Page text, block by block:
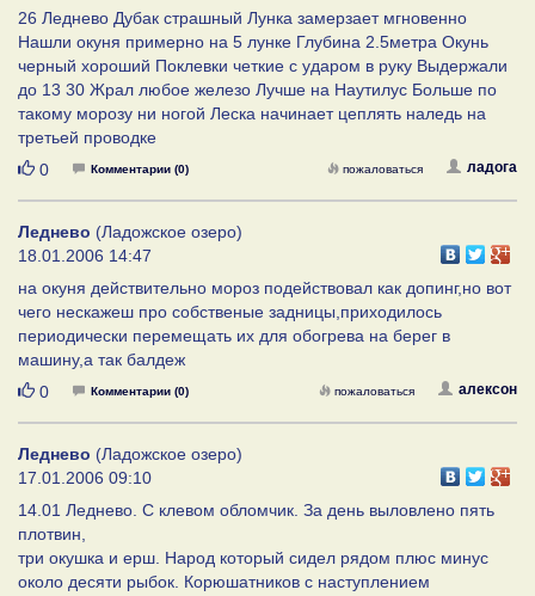
26 Леднево Дубак страшный Лунка замерзает мгновенно
Нашли окуня примерно на 5 лунке Глубина 2.5метра Окунь
черный хороший Поклевки четкие с ударом в руку Выдержали
до 13 30 Жрал любое железо Лучше на Наутилус Больше по
такому морозу ни ногой Леска начинает цеплять наледь на
третьей проводке
Нравится
0 Комментарии (0) ладога
пожаловаться
Леднево (Ладожское озеро)
18.01.2006 14:47
на окуня действительно мороз подействовал как допинг,но вот
чего нескажеш про собственые задницы,приходилось
периодически перемещать их для обогрева на берег в
машину,а так балдеж
Нравится
0 Комментарии (0) алексон
пожаловаться
Леднево (Ладожское озеро)
17.01.2006 09:10
14.01 Леднево. С клевом обломчик. За день выловлено пять
плотвин,
три окушка и ерш. Народ который сидел рядом плюс минус
около десяти рыбок. Корюшатников с наступлением